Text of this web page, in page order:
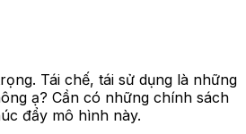
Tái chế, tái sử dụng là những
ạ? Cần có những chính sách
đẩy mô hình này.